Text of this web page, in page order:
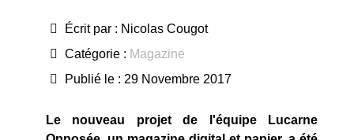
Écrit par : Nicolas Cougot
Catégorie : Magazine
Publié le : 29 Novembre 2017
Le nouveau projet de l'équipe Lucarne